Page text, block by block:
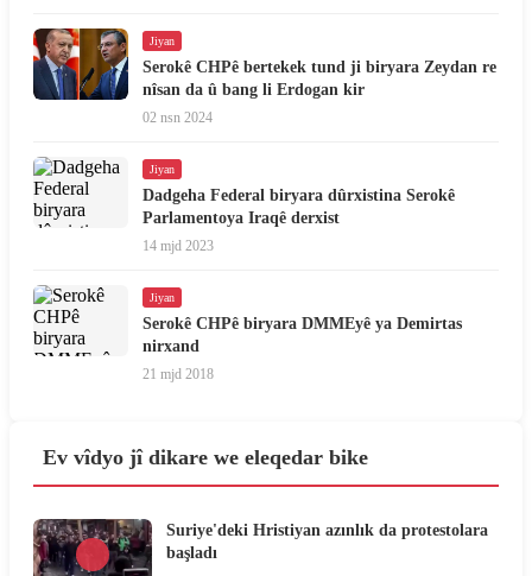
Jiyan
Serokê CHPê bertekek tund ji biryara Zeydan re
nîsan da û bang li Erdogan kir
02 nsn 2024
Jiyan
Dadgeha Federal biryara dûrxistina Serokê
Parlamentoya Iraqê derxist
14 mjd 2023
Jiyan
Serokê CHPê biryara DMMEyê ya Demirtas
nirxand
21 mjd 2018
Ev vîdyo jî dikare we eleqedar bike
Suriye'deki Hristiyan azınlık da protestolara
başladı